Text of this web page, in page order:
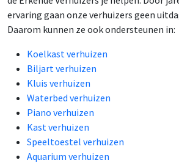
ervaring gaan onze verhuizers geen
Daarom kunnen ze ook ondersteunen in:
Koelkast verhuizen
Biljart verhuizen
Kluis verhuizen
Waterbed verhuizen
Piano verhuizen
Kast verhuizen
Speeltoestel verhuizen
Aquarium verhuizen